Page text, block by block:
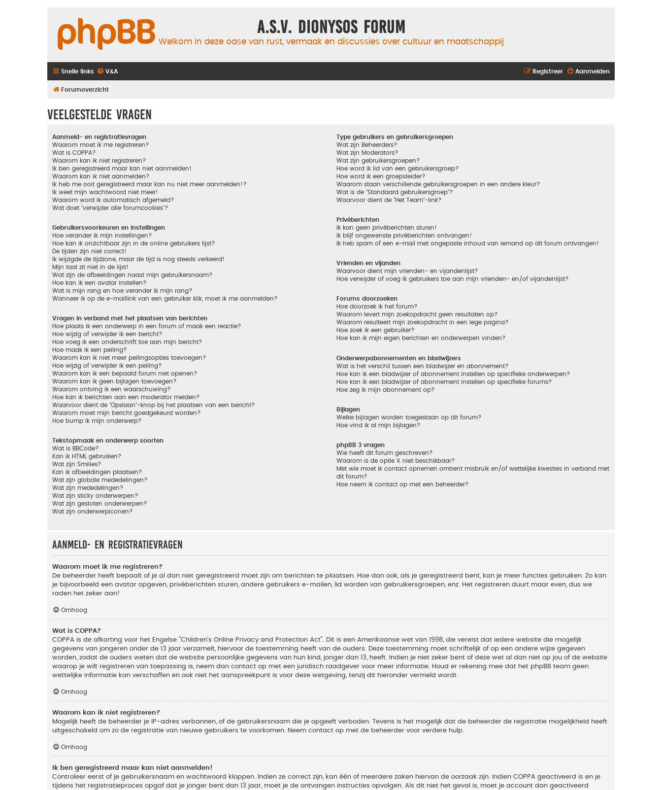
A.S.V. Dionysos Forum
Welkom in deze oase van rust, vermaak en discussies over cultuur en maatschappij
Snelle links V&A Aanmelden
Registreer
Forumoverzicht
Veelgestelde vragen
Aanmeld- en registratievragen
Waarom moet ik me registreren?
Wat is COPPA?
Waarom kan ik niet registreren?
Ik ben geregistreerd maar kan niet aanmelden!
Waarom kan ik niet aanmelden?
Ik heb me ooit geregistreerd maar kan nu niet meer aanmelden!?
Ik weet mijn wachtwoord niet meer!
Waarom word ik automatisch afgemeld?
Wat doet "verwijder alle forumcookies"?
Gebruikersvoorkeuren en instellingen
Hoe verander ik mijn instellingen?
Hoe kan ik onzichtbaar zijn in de online gebruikers lijst?
De tijden zijn niet correct!
Ik wijzigde de tijdzone, maar de tijd is nog steeds verkeerd!
Mijn taal zit niet in de lijst!
Wat zijn de afbeeldingen naast mijn gebruikersnaam?
Hoe kan ik een avatar instellen?
Wat is mijn rang en hoe verander ik mijn rang?
Wanneer ik op de e-maillink van een gebruiker klik, moet ik me aanmelden?
Vragen in verband met het plaatsen van berichten
Hoe plaats ik een onderwerp in een forum of maak een reactie?
Hoe wijzig of verwijder ik een bericht?
Hoe voeg ik een onderschrift toe aan mijn bericht?
Hoe maak ik een peiling?
Waarom kan ik niet meer peilingsopties toevoegen?
Hoe wijzig of verwijder ik een peiling?
Waarom kan ik een bepaald forum niet openen?
Waarom kan ik geen bijlagen toevoegen?
Waarom ontving ik een waarschuwing?
Hoe kan ik berichten aan een moderator melden?
Waarvoor dient de "Opslaan"-knop bij het plaatsen van een bericht?
Waarom moet mijn bericht goedgekeurd worden?
Hoe bump ik mijn onderwerp?
Tekstopmaak en onderwerp soorten
Wat is BBCode?
Kan ik HTML gebruiken?
Wat zijn Smilies?
Kan ik afbeeldingen plaatsen?
Wat zijn globale mededelingen?
Wat zijn mededelingen?
Wat zijn sticky onderwerpen?
Wat zijn gesloten onderwerpen?
Wat zijn onderwerpiconen?
Type gebruikers en gebruikersgroepen
Wat zijn Beheerders?
Wat zijn Moderators?
Wat zijn gebruikersgroepen?
Hoe word ik lid van een gebruikersgroep?
Hoe word ik een groepsleider?
Waarom staan verschillende gebruikersgroepen in een andere kleur?
Wat is de "Standaard gebruikersgroep"?
Waarvoor dient de "Het Team"-link?
Privéberichten
Ik kan geen privéberichten sturen!
Ik blijf ongewenste privéberichten ontvangen!
Ik heb spam of een e-mail met ongepaste inhoud van iemand op dit forum ontvangen!
Vrienden en vijanden
Waarvoor dient mijn vrienden- en vijandenlijst?
Hoe verwijder of voeg ik gebruikers toe aan mijn vrienden- en/of vijandenlijst?
Forums doorzoeken
Hoe doorzoek ik het forum?
Waarom levert mijn zoekopdracht geen resultaten op?
Waarom resulteert mijn zoekopdracht in een lege pagina?
Hoe zoek ik een gebruiker?
Hoe kan ik mijn eigen berichten en onderwerpen vinden?
Onderwerpabonnementen en bladwijzers
Wat is het verschil tussen een bladwijzer en abonnement?
Hoe kan ik een bladwijzer of abonnement instellen op specifieke onderwerpen?
Hoe kan ik een bladwijzer of abonnement instellen op specifieke forums?
Hoe zeg ik mijn abonnement op?
Bijlagen
Welke bijlagen worden toegestaan op dit forum?
Hoe vind ik al mijn bijlagen?
phpBB 3 vragen
Wie heeft dit forum geschreven?
Waarom is de optie X niet beschikbaar?
Met wie moet ik contact opnemen omtrent misbruik en/of wettelijke kwesties in verband met
dit forum?
Hoe neem ik contact op met een beheerder?
Aanmeld- en registratievragen
Waarom moet ik me registreren?
De beheerder heeft bepaalt of je al dan niet geregistreerd moet zijn om berichten te plaatsen. Hoe dan ook, als je geregistreerd bent, kan je meer functies gebruiken. Zo kan
je bijvoorbeeld een avatar opgeven, privéberichten sturen, andere gebruikers e-mailen, lid worden van gebruikersgroepen, enz. Het registreren duurt maar even, dus we
raden het zeker aan!
Omhoog
Wat is COPPA?
COPPA is de afkorting voor het Engelse "Children’s Online Privacy and Protection Act". Dit is een Amerikaanse wet van 1998, die vereist dat iedere website die mogelijk
gegevens van jongeren onder de 13 jaar verzamelt, hiervoor de toestemming heeft van de ouders. Deze toestemming moet schriftelijk of op een andere wijze gegeven
worden, zodat de ouders weten dat de website persoonlijke gegevens van hun kind, jonger dan 13, heeft. Indien je niet zeker bent of deze wet al dan niet op jou of de website
waarop je wilt registreren van toepassing is, neem dan contact op met een juridisch raadgever voor meer informatie. Houd er rekening mee dat het phpBB team geen
wettelijke informatie kan verschaffen en ook niet het aanspreekpunt is voor deze wetgeving, tenzij dit hieronder vermeld wordt.
Omhoog
Waarom kan ik niet registreren?
Mogelijk heeft de beheerder je IP-adres verbannen, of de gebruikersnaam die je opgeeft verboden. Tevens is het mogelijk dat de beheerder de registratie mogelijkheid heeft
uitgeschakeld om zo de registratie van nieuwe gebruikers te voorkomen. Neem contact op met de beheerder voor verdere hulp.
Omhoog
Ik ben geregistreerd maar kan niet aanmelden!
Controleer eerst of je gebruikersnaam en wachtwoord kloppen. Indien ze correct zijn, kan één of meerdere zaken hiervan de oorzaak zijn. Indien COPPA geactiveerd is en je
tijdens het registratieproces opgaf dat je jonger bent dan 13 jaar, moet je de ontvangen instructies opvolgen. Als dit niet het geval is, moet je account dan geactiveerd